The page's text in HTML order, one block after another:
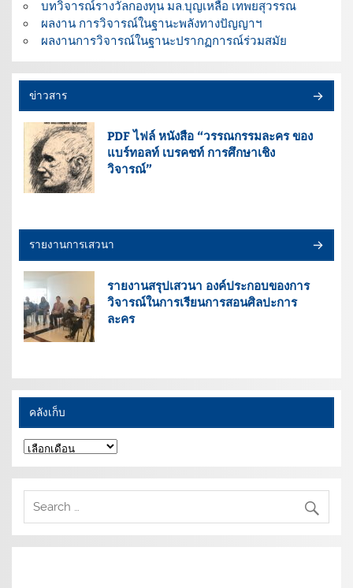
บทวิจารณ์รางวัลกองทุน มล.บุญเหลือ เทพยสุวรรณ
ผลงาน การวิจารณ์ในฐานะพลังทางปัญญาฯ
ผลงานการวิจารณ์ในฐานะปรากฏการณ์ร่วมสมัย
ข่าวสาร
PDF ไฟล์ หนังสือ “วรรณกรรมละคร ของ
แบร์ทอลท์ เบรคชท์ การศึกษาเชิง
วิจารณ์”
รายงานการเสวนา
รายงานสรุปเสวนา องค์ประกอบของการ
วิจารณ์ในการเรียนการสอนศิลปะการ
ละคร
คลังเก็บ
คลัง
เก็บ